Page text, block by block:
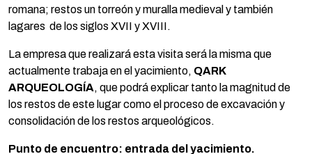
romana; restos un torreón y muralla medieval y también
lagares de los siglos XVII y XVIII.
La empresa que realizará esta visita será la misma que
actualmente trabaja en el yacimiento, QARK
ARQUEOLOGÍA, que podrá explicar tanto la magnitud de
los restos de este lugar como el proceso de excavación y
consolidación de los restos arqueológicos.
Punto de encuentro: entrada del yacimiento.